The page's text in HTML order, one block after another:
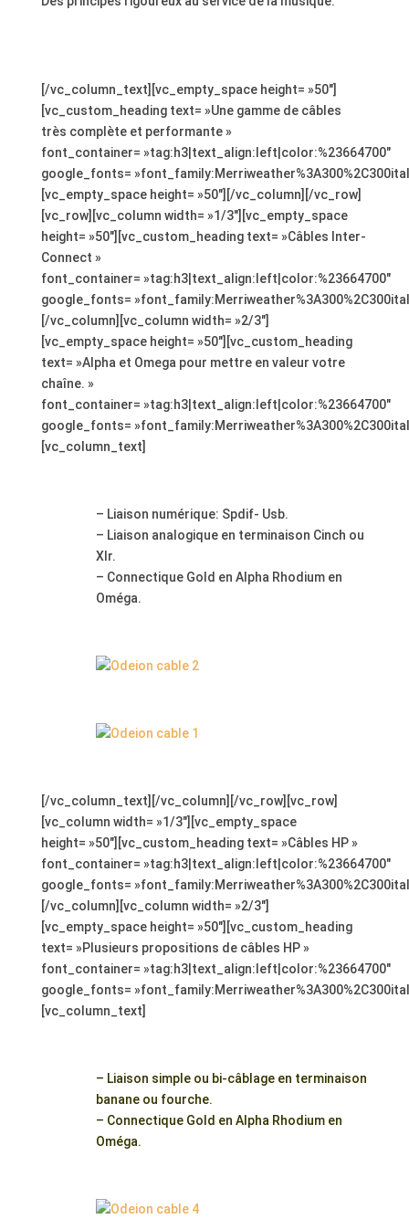
[/vc_column_text][vc_empty_space height= »50″]
[vc_custom_heading text= »Une gamme de câbles
très complète et performante »
font_container= »tag:h3|text_align:left|color:%23664700″
google_fonts=
[vc_empty_space height= »50″][/vc_column][/vc_row]
[vc_row][vc_column width= »1/3″][vc_empty_space
height= »50″][vc_custom_heading text= »Câbles Inter-
Connect »
font_container= »tag:h3|text_align:left|color:%23664700″
google_fonts=
[/vc_column][vc_column width= »2/3″]
[vc_empty_space height= »50″][vc_custom_heading
text= »Alpha et Omega pour mettre en valeur votre
chaîne. »
font_container= »tag:h3|text_align:left|color:%23664700″
google_fonts=
[vc_column_text]
– Liaison numérique: Spdif- Usb.
– Liaison analogique en terminaison Cinch ou
Xlr.
– Connectique Gold en Alpha Rhodium en
Oméga.
[/vc_column_text][/vc_column][/vc_row][vc_row]
[vc_column width= »1/3″][vc_empty_space
height= »50″][vc_custom_heading text= »Câbles HP »
font_container= »tag:h3|text_align:left|color:%23664700″
google_fonts=
[/vc_column][vc_column width= »2/3″]
[vc_empty_space height= »50″][vc_custom_heading
text= »Plusieurs propositions de câbles HP »
font_container= »tag:h3|text_align:left|color:%23664700″
google_fonts=
[vc_column_text]
– Liaison simple ou bi-câblage en terminaison
banane ou fourche.
– Connectique Gold en Alpha Rhodium en
Oméga.